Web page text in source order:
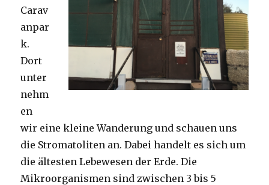
Carav
anpar
k.
Dort
unter
nehm
en
wir eine kleine Wanderung und schauen uns
die Stromatoliten an. Dabei handelt es sich um
die ältesten Lebewesen der Erde. Die
Mikroorganismen sind zwischen 3 bis 5